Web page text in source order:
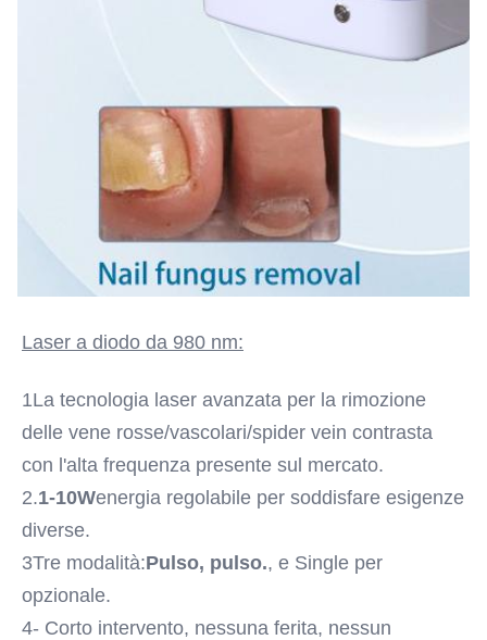
Laser a diodo da 980 nm:
1La tecnologia laser avanzata per la rimozione
delle vene rosse/vascolari/spider vein contrasta
con l'alta frequenza presente sul mercato.
2.1-10Wenergia regolabile per soddisfare esigenze
diverse.
3Tre modalità:Pulso, pulso., e Single per
opzionale.
4- Corto intervento, nessuna ferita, nessun